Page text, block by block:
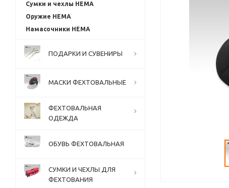
Сумки и чехлы HEMA
Оружие HEMA
Намасочники HEMA
ПОДАРКИ И СУВЕНИРЫ
МАСКИ ФЕХТОВАЛЬНЫЕ
ФЕХТОВАЛЬНАЯ
ОДЕЖДА
ОБУВЬ ФЕХТОВАЛЬНАЯ
СУМКИ И ЧЕХЛЫ ДЛЯ
ФЕХТОВАНИЯ